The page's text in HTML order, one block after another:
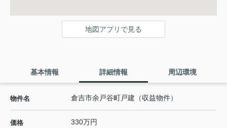
地図アプリで見る
基本情報 詳細情報 周辺環境
物件名 倉吉市余戸谷町戸建（収益物件）
価格 330万円